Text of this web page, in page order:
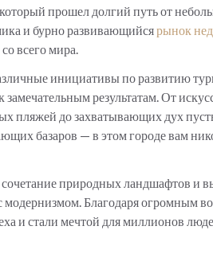
прошел долгий путь от
и бурно развивающийсярынок
всего мира.
инициативы по развитию
замечательным результатам. От
пляжей до захватывающих дух
базаров — в этом городе вам
природных ландшафтов и
модернизмом. Благодаря огромным
и стали мечтой для миллионов